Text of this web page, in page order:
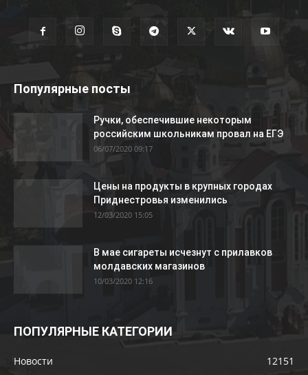
Популярные посты
Ручки, обеспечившие некоторым
российским школьникам провал на ЕГЭ
06/07/2020 09:17
Цены на продукты в крупных городах
Приднестровья изменились
12/03/2020 15:05
В мае сигареты исчезнут с прилавков
молдавских магазинов
10/03/2020 12:16
ПОПУЛЯРНЫЕ КАТЕГОРИИ
Новости 12151